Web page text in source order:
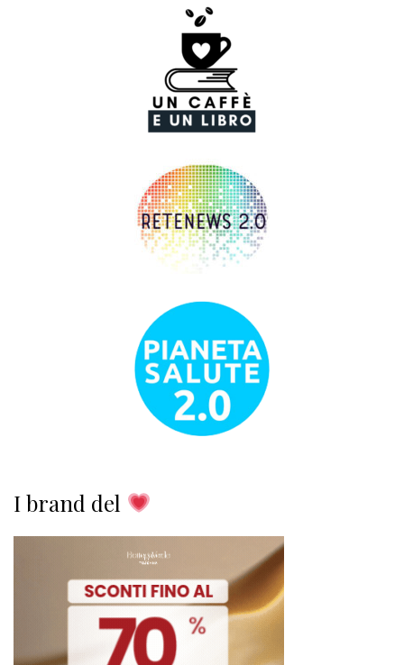
I brand del